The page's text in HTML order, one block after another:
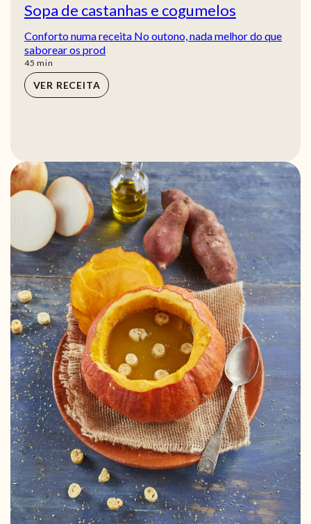
Sopa de castanhas e cogumelos
Conforto numa receita No outono, nada melhor do que
saborear os prod
45 min
min
VER RECEITA